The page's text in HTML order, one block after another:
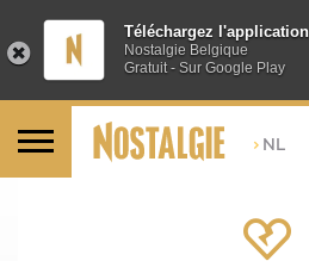
Téléchargez l'application
Nostalgie Belgique
Gratuit - Sur Google Play
> NL